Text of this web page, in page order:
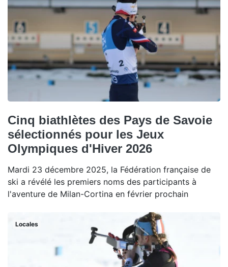
Cinq biathlètes des Pays de Savoie
sélectionnés pour les Jeux
Olympiques d'Hiver 2026
Mardi 23 décembre 2025, la Fédération française de
ski a révélé les premiers noms des participants à
l'aventure de Milan-Cortina en février prochain
Locales